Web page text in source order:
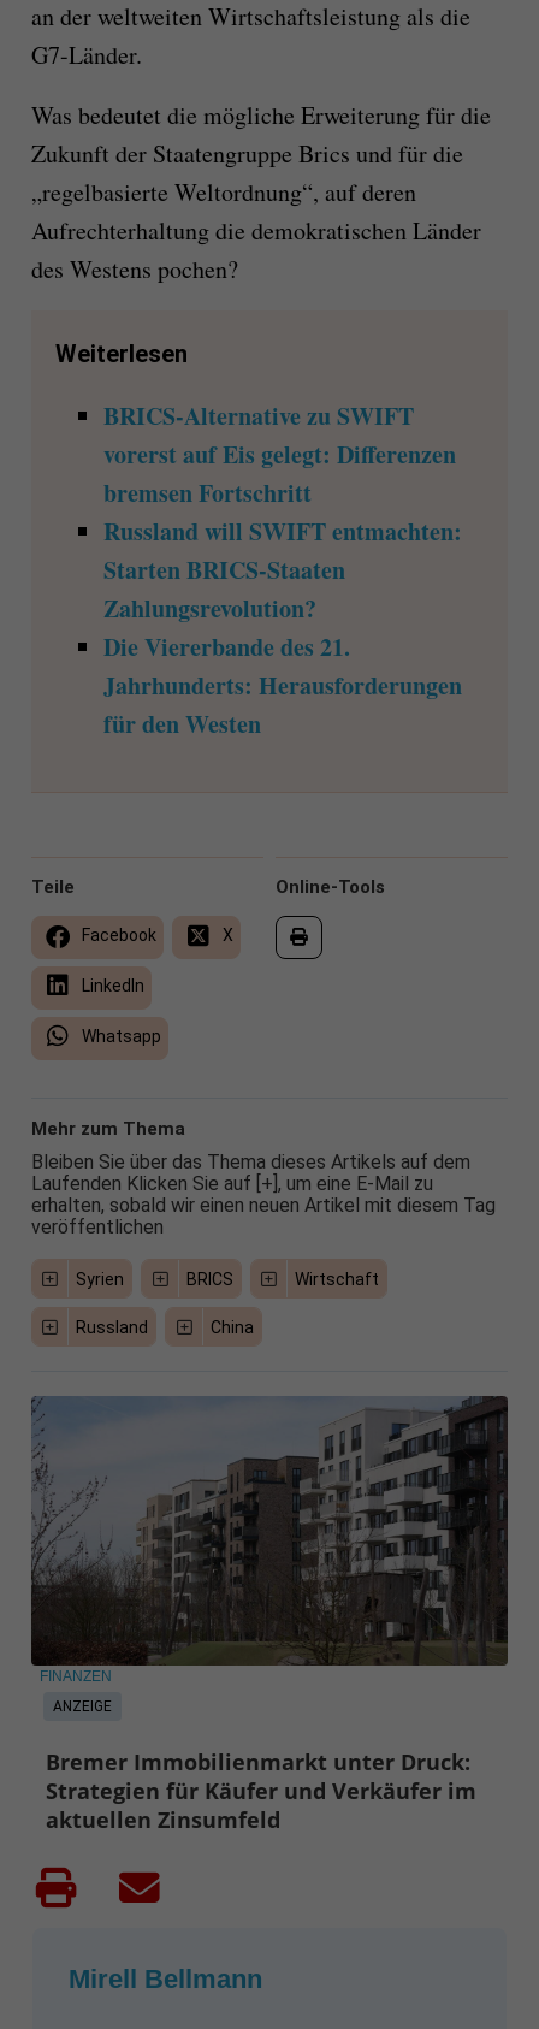
an der weltweiten Wirtschaftsleistung als die
G7-Länder.
Was bedeutet die mögliche Erweiterung für die
Zukunft der Staatengruppe Brics und für die
„regelbasierte Weltordnung“, auf deren
Aufrechterhaltung die demokratischen Länder
des Westens pochen?
Weiterlesen
BRICS-Alternative zu SWIFT
vorerst auf Eis gelegt: Differenzen
bremsen Fortschritt
Russland will SWIFT entmachten:
Starten BRICS-Staaten
Zahlungsrevolution?
Die Viererbande des 21.
Jahrhunderts: Herausforderungen
für den Westen
Online-Tools
Teile
Facebook X
LinkedIn
Whatsapp
Mehr zum Thema
Bleiben Sie über das Thema dieses Artikels auf dem
Laufenden Klicken Sie auf [+], um eine E-Mail zu
erhalten, sobald wir einen neuen Artikel mit diesem Tag
veröffentlichen
Syrien BRICS Wirtschaft
Russland China
ANZEIGE
FINANZEN
Bremer Immobilienmarkt unter Druck:
Strategien für Käufer und Verkäufer im
aktuellen Zinsumfeld
Mirell Bellmann